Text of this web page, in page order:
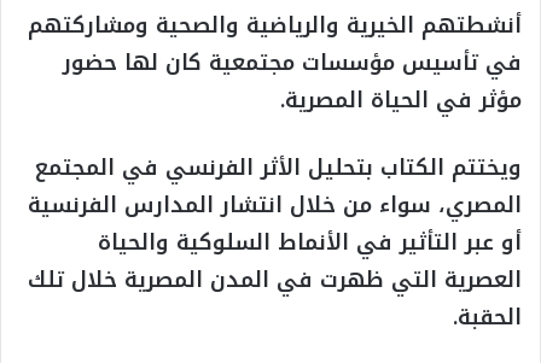
أنشطتهم الخيرية والرياضية والصحية ومشاركتهم
في تأسيس مؤسسات مجتمعية كان لها حضور
مؤثر في الحياة المصرية.
ويختتم الكتاب بتحليل الأثر الفرنسي في المجتمع
المصري، سواء من خلال انتشار المدارس الفرنسية
أو عبر التأثير في الأنماط السلوكية والحياة
العصرية التي ظهرت في المدن المصرية خلال تلك
الحقبة.